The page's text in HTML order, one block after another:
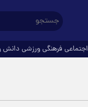
اجتماعی فرهنگیورزشی دانش